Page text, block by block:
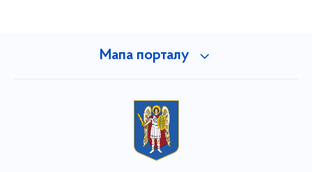
Мапа порталу